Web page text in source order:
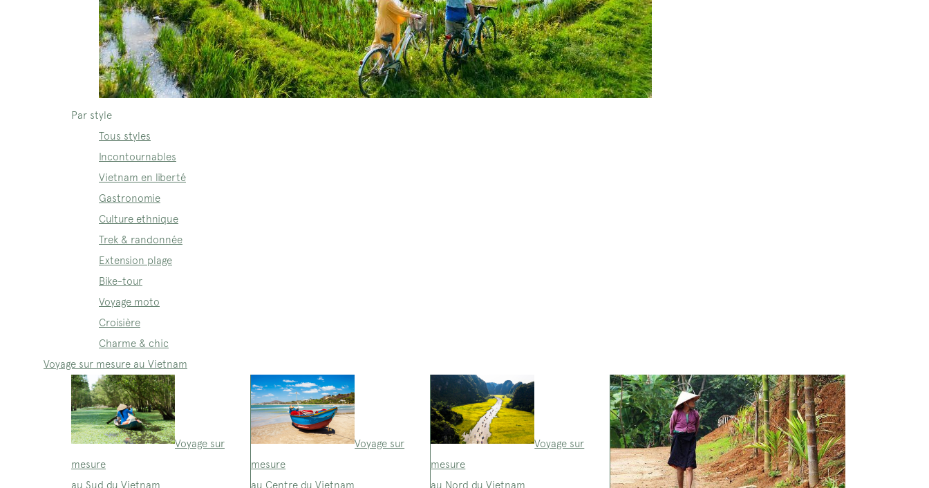
Par style
Tous styles
Incontournables
Vietnam en liberté
Gastronomie
Culture ethnique
Trek & randonnée
Extension plage
Bike-tour
Voyage moto
Croisière
Charme & chic
Voyage sur mesure au Vietnam
Voyage sur
mesure
au Sud du Vietnam
Voyage sur
mesure
au Centre du Vietnam
Voyage sur
mesure
au Nord du Vietnam